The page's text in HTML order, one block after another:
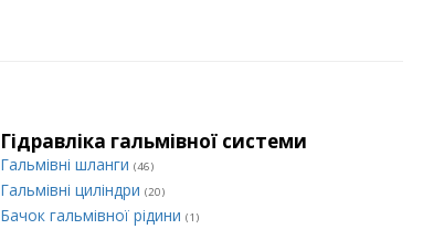
Гідравліка гальмівної системи
Гальмівні шланги (46)
Гальмівні циліндри (20)
Бачок гальмівної рідини (1)